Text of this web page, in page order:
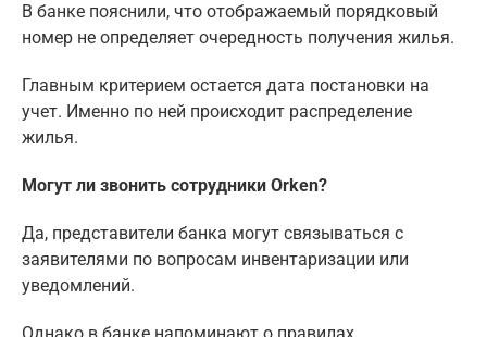
В банке пояснили, что отображаемый порядковый
номер не определяет очередность получения жилья.
Главным критерием остается дата постановки на
учет. Именно по ней происходит распределение
жилья.
Могут ли звонить сотрудники Orken?
Да, представители банка могут связываться с
заявителями по вопросам инвентаризации или
уведомлений.